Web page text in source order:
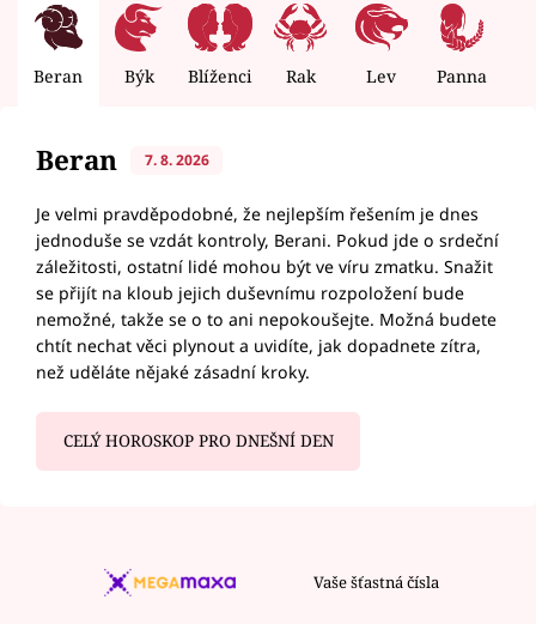
Beran Býk Blíženci Rak Lev Panna
Beran 7. 8. 2026
Je velmi pravděpodobné, že nejlepším řešením je dnes
jednoduše se vzdát kontroly, Berani. Pokud jde o srdeční
záležitosti, ostatní lidé mohou být ve víru zmatku. Snažit
se přijít na kloub jejich duševnímu rozpoložení bude
nemožné, takže se o to ani nepokoušejte. Možná budete
chtít nechat věci plynout a uvidíte, jak dopadnete zítra,
než uděláte nějaké zásadní kroky.
CELÝ HOROSKOP PRO DNEŠNÍ DEN
Vaše šťastná čísla